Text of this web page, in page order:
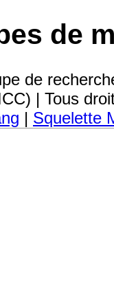
de
de
| Tous
| Squelette